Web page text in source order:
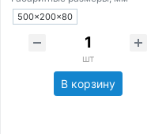
500×200×80
шт
В корзину